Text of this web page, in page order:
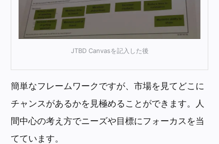
JTBD Canvasを記入した後
簡単なフレームワークですが、市場を見てどこに
チャンスがあるかを見極めることができます。人
間中心の考え方でニーズや目標にフォーカスを当
てています。